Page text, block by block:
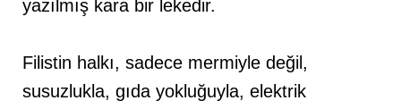
yazılmış kara bir lekedir.
Filistin halkı, sadece mermiyle değil,
susuzlukla, gıda yokluğuyla, elektrik